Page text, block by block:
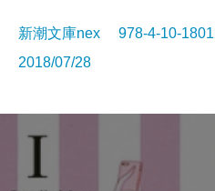
新潮文庫nex 978-4-10-
2018/07/28